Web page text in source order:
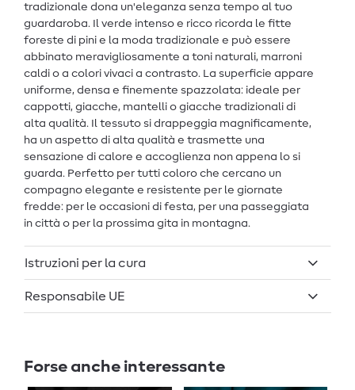
tradizionale dona un'eleganza senza tempo al tuo
guardaroba. Il verde intenso e ricco ricorda le fitte
foreste di pini e la moda tradizionale e può essere
abbinato meravigliosamente a toni naturali, marroni
caldi o a colori vivaci a contrasto. La superficie appare
uniforme, densa e finemente spazzolata: ideale per
cappotti, giacche, mantelli o giacche tradizionali di
alta qualità. Il tessuto si drappeggia magnificamente,
ha un aspetto di alta qualità e trasmette una
sensazione di calore e accoglienza non appena lo si
guarda. Perfetto per tutti coloro che cercano un
compagno elegante e resistente per le giornate
fredde: per le occasioni di festa, per una passeggiata
in città o per la prossima gita in montagna.
Istruzioni per la cura
Responsabile UE
Forse anche interessante